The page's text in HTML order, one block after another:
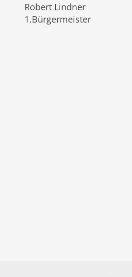
Robert Lindner
1.Bürgermeister